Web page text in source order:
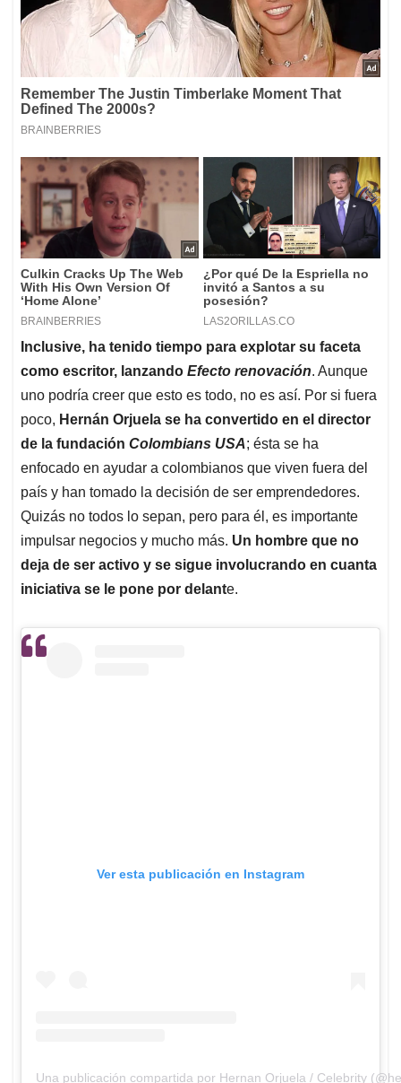
Inclusive, ha tenido tiempo para explotar su faceta
como escritor, lanzando Efecto renovación. Aunque
uno podría creer que esto es todo, no es así. Por si fuera
poco, Hernán Orjuela se ha convertido en el director
de la fundación Colombians USA; ésta se ha
enfocado en ayudar a colombianos que viven fuera del
país y han tomado la decisión de ser emprendedores.
Quizás no todos lo sepan, pero para él, es importante
impulsar negocios y mucho más. Un hombre que no
deja de ser activo y se sigue involucrando en cuanta
iniciativa se le pone por delante.
Ver esta publicación en Instagram
Una publicación compartida por Hernan Orjuela / Celebrity